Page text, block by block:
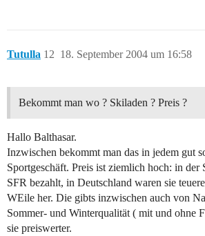
Tutulla 18. September 2004 um 16:58
12
Bekommt man wo ? Skiladen ? Preis ?
Hallo Balthasar.
Inzwischen bekommt man das in jedem gut
Sportgeschäft. Preis ist ziemlich hoch: in
SFR bezahlt, in Deutschland waren sie
WEile her. Die gibts inzwischen auch von
Sommer- und Winterqualität ( mit und ohne
sie preiswerter.